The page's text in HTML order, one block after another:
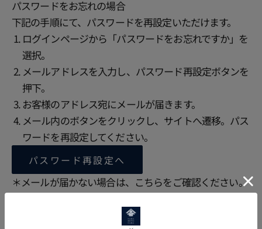
パスワードをお忘れの場合
下記の手順にて、パスワードを再設定いただけます。
ログインページから「パスワードをお忘れですか」を
選択。
メールアドレスを入力し、パスワード再設定ボタンを
押下。
お客様のアドレス宛にメールが届きます。
メール内のボタンをクリックし、サイトへ遷移。パス
ワードを再設定してください。
パスワード再設定へ
＊メールが届かない場合は、 こちらをご確認ください。
動画を再生する